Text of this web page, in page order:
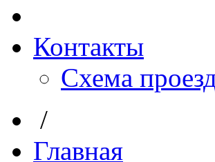
Контакты
Схема
/
Главная